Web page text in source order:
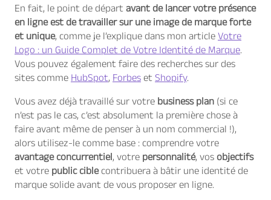
En fait, le point de départavant de lancer votre présence
en ligne est de travailler sur une image de marque forte
et unique, comme je l’explique dans mon articleVotre
Logo : un Guide Complet de Votre Identité de Marque.
Vous pouvez également faire des recherches sur des
sites commeHubSpot,ForbesetShopify.
Vous avez déjà travaillé sur votrebusiness plan(si ce
n’est pas le cas, c’est absolument la première chose à
faire avant même de penser à un nom commercial !),
alors utilisez-le comme base : comprendre votre
avantage concurrentiel, votrepersonnalité, vosobjectifs
et votrepublic ciblecontribuera à bâtir une identité de
marque solide avant de vous proposer en ligne.